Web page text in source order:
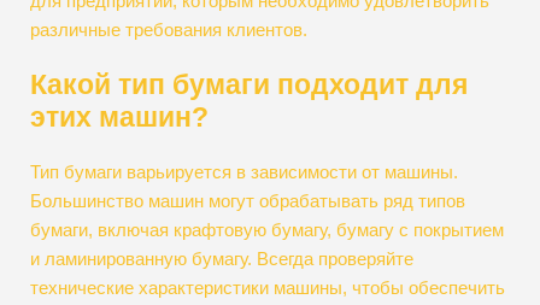
различные требования клиентов.
Какой тип бумаги подходит для
этих машин?
Тип бумаги варьируется в зависимости от машины.
Большинство машин могут обрабатывать ряд типов
бумаги, включая крафтовую бумагу, бумагу с покрытием
и ламинированную бумагу. Всегда проверяйте
технические характеристики машины, чтобы обеспечить